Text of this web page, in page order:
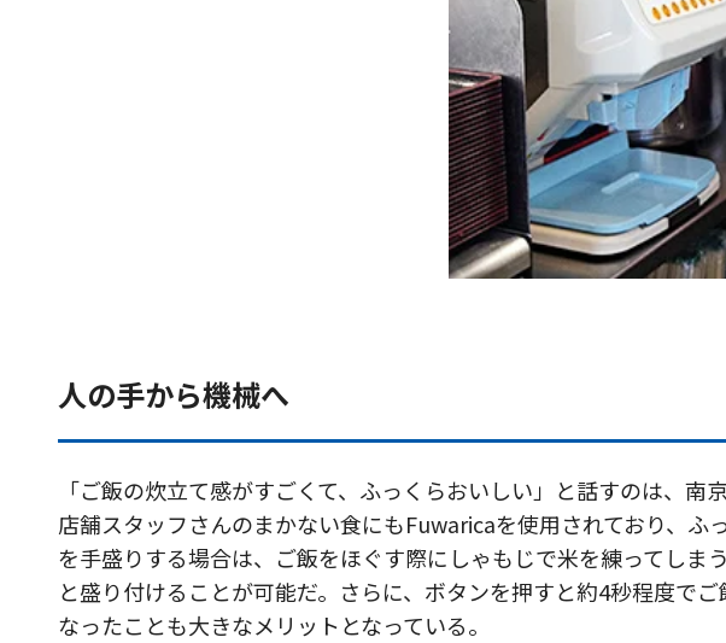
人の手から機械へ
「ご飯の炊立て感がすごくて、ふっくらおいしい」と話すのは、
店舗スタッフさんのまかない食にもFuwaricaを使用されており、
を手盛りする場合は、ご飯をほぐす際にしゃもじで米を練ってし
と盛り付けることが可能だ。さらに、ボタンを押すと約4秒程度で
なったことも大きなメリットとなっている。